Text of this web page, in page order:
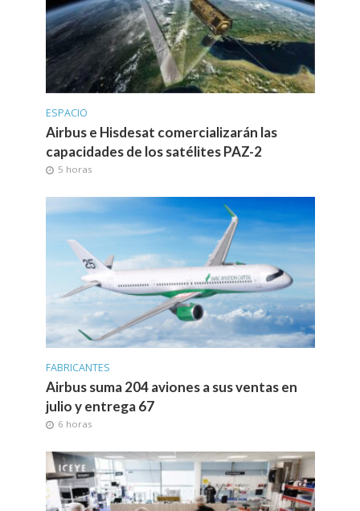
ESPACIO
Airbus e Hisdesat comercializarán las
capacidades de los satélites PAZ-2
5 horas
FABRICANTES
Airbus suma 204 aviones a sus ventas en
julio y entrega 67
6 horas